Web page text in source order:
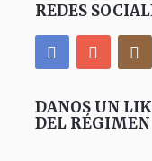
REDES
DANOS UN
DEL RÉGIMEN